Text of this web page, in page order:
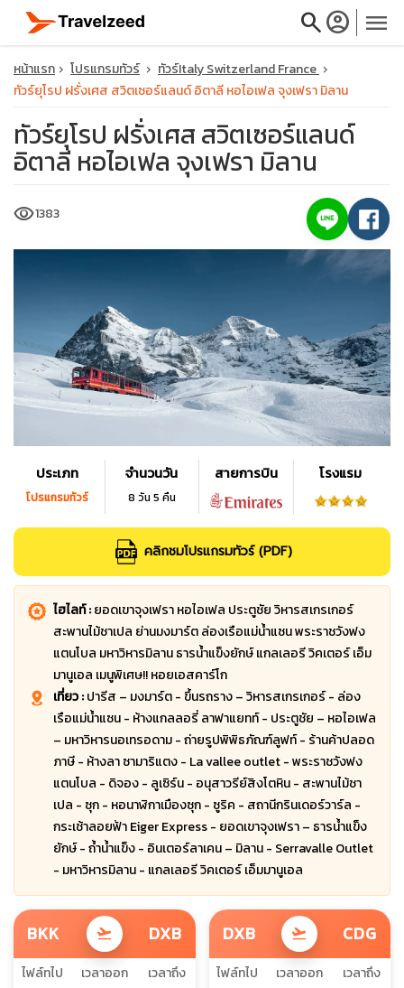
searchaccount_circle menu
travel_explore
หน้าแรก โปรแกรมทัวร์
ทัวร์Italy Switzerland France
ทัวร์ยุโรป ฝรั่งเศส สวิตเซอร์แลนด์ อิตาลี หอไอเฟล จุงเฟรา มิลาน
ทัวร์ยุโรป ฝรั่งเศส สวิตเซอร์แลนด์
อิตาลี หอไอเฟล จุงเฟรา มิลาน
visibility1383
ประเภท
โปรแกรมทัวร์
จำนวนวัน
8 วัน 5 คืน
สายการบิน โรงแรม
คลิกชมโปรแกรมทัวร์ (PDF)
ไฮไลท์ :ยอดเขาจุงเฟรา หอไอเฟล ประตูชัย วิหารสเกรเกอร์
สะพานไม้ชาเปล ย่านมงมาร์ต ล่องเรือแม่น้ำแซน พระราชวังฟง
แตนโบล มหาวิหารมิลาน ธารน้ำแข็งยักษ์ แกลเลอรี วิคเตอร์ เอ็ม
มานูเอล เมนูพิเศษ!! หอยเอสคาร์โก
เที่ยว :ปารีส – มงมาร์ต - ขึ้นรถราง – วิหารสเกรเกอร์ - ล่อง
เรือแม่น้ำแซน - ห้างแกลลอรี่ ลาฟาแยทท์ - ประตูชัย – หอไอเฟล
– มหาวิหารนอเทรอดาม - ถ่ายรูปพิพิธภัณฑ์ลูฟท์ - ร้านค้าปลอด
ภาษี - ห้างลา ซามาริแตง - La vallee outlet - พระราชวังฟง
แตนโบล - ดิจอง - ลูเซิร์น - อนุสาวรีย์สิงโตหิน - สะพานไม้ชา
เปล - ซุก - หอนาฬิกาเมืองซุก - ซูริค - สถานีกรินเดอร์วาร์ล -
กระเช้าลอยฟ้า Eiger Express - ยอดเขาจุงเฟรา – ธารน้ำแข็ง
ยักษ์ - ถ้ำน้ำแข็ง - อินเตอร์ลาเคน – มิลาน - Serravalle Outlet
- มหาวิหารมิลาน - แกลเลอรี วิคเตอร์ เอ็มมานูเอล
BKK flight_takeoff DXB
ไฟล์ทไป
เวลาออก
เวลาถึง
DXB flight_takeoff CDG
ไฟล์ทไป
เวลาออก
เวลาถึง